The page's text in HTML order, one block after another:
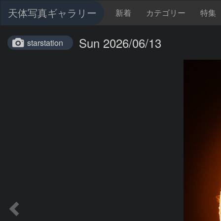
天体写真ギャラリー 新着 カテゴリー 特集
starstation Sun 2026/06/13